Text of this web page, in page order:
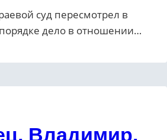
суд пересмотрел в
дело в отношении…
Владимир,